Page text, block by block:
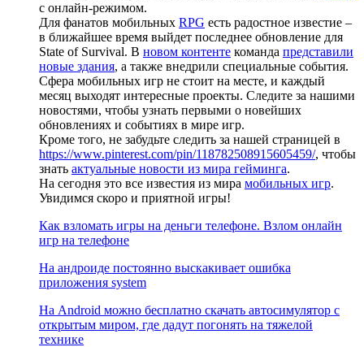
с онлайн-режимом.
Для фанатов мобильных RPG есть радостное известие –
в ближайшее время выйдет последнее обновление для
State of Survival. В новом контенте команда представили
новые здания, а также внедрили специальные события.
Сфера мобильных игр не стоит на месте, и каждый
месяц выходят интересные проекты. Следите за нашими
новостями, чтобы узнать первыми о новейших
обновлениях и событиях в мире игр.
Кроме того, не забудьте следить за нашей страницей в
https://www.pinterest.com/pin/118782508915605459/, чтобы
знать актуальные новости из мира гейминга.
На сегодня это все известия из мира мобильных игр.
Увидимся скоро и приятной игры!
Как взломать игры на деньги телефоне. Взлом онлайн
игр на телефоне
На андроиде постоянно выскакивает ошибка
приложения system
На Android можно бесплатно скачать автосимулятор с
открытым миром, где дадут погонять на тяжелой
технике